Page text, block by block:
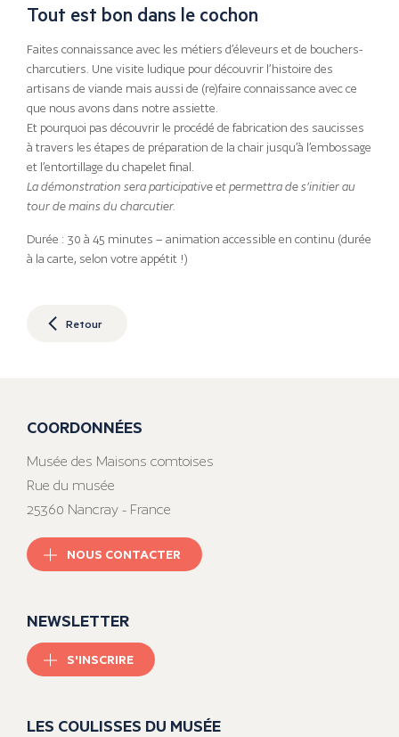
Tout est bon dans le cochon
Faites connaissance avec les métiers d’éleveurs et de bouchers-
charcutiers. Une visite ludique pour découvrir l’histoire des
artisans de viande mais aussi de (re)faire connaissance avec ce
que nous avons dans notre assiette.
Et pourquoi pas découvrir le procédé de fabrication des saucisses
à travers les étapes de préparation de la chair jusqu’à l’embossage
et l’entortillage du chapelet final.
La démonstration sera participative et permettra de s’initier au
tour de mains du charcutier.
Durée : 30 à 45 minutes – animation accessible en continu (durée
à la carte, selon votre appétit !)
Retour
COORDONNÉES
Musée des Maisons comtoises
Rue du musée
25360 Nancray - France
NOUS CONTACTER
NEWSLETTER
S'INSCRIRE
LES COULISSES DU MUSÉE